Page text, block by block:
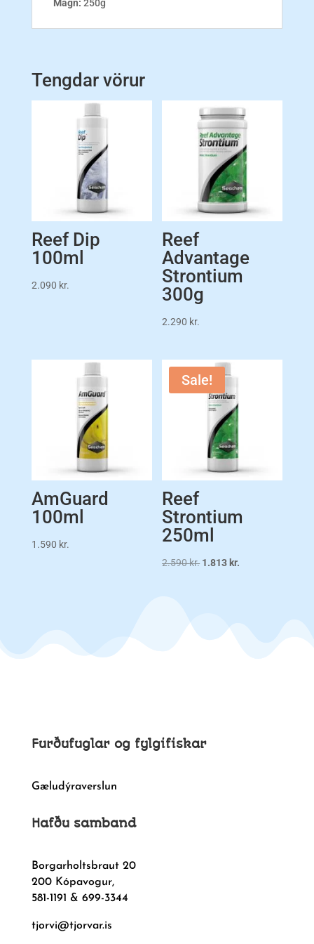
Magn: 250g
Tengdar vörur
Reef Dip
100ml
2.090 kr.
Reef
Advantage
Strontium
300g
2.290 kr.
AmGuard
100ml
1.590 kr.
Sale!
Reef
Strontium
250ml
2.590kr. Original
1.813 kr.
Furðufuglar og fylgifiskar
Gæludýraverslun
Hafðu samband
Borgarholtsbraut 20
200 Kópavogur,
581-1191 & 699-3344
tjorvi@tjorvar.is